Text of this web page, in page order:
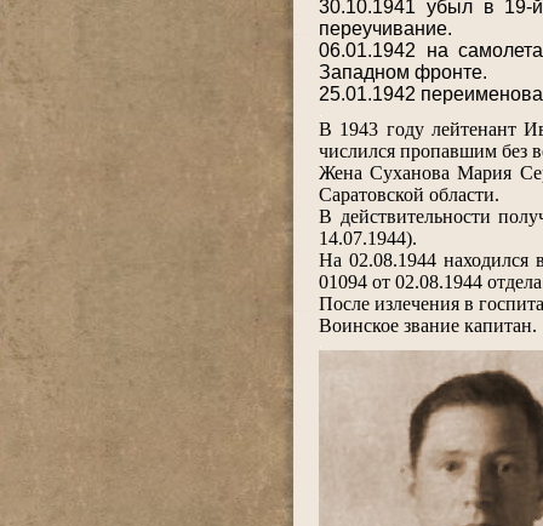
30.10.1941 убыл в 19-
переучивание.
06.01.1942 на
Западном фронте.
25.01.1942
В 1943 году лейтенант
числился пропавшим без
Жена Суханова Мария
Саратовской области.
В действительности
14.07.1944).
На 02.08.1944
01094 от 02.08.1944
После излечения в
Воинское звание капитан.